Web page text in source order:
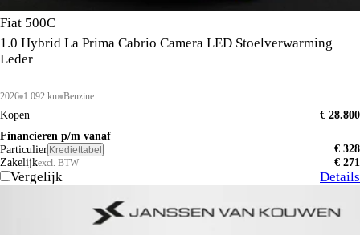
Fiat 500C
1.0 Hybrid La Prima Cabrio Camera LED Stoelverwarming
Leder
2026 1.092 km Benzine
Kopen
€ 28.800
Financieren p/m vanaf
Particulier Krediettabel
€ 328
Zakelijkexcl. BTW € 271
Vergelijk Details